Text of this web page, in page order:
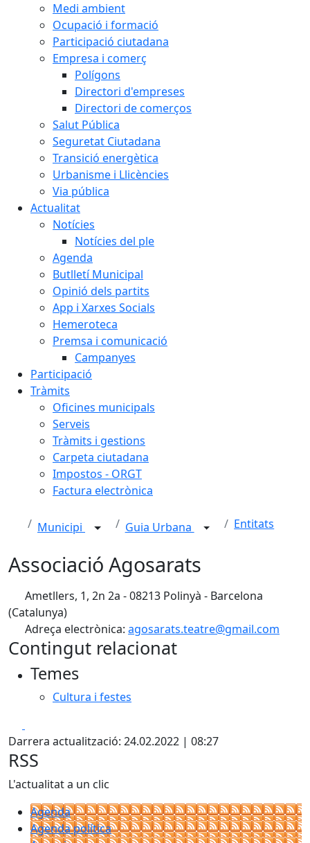
Medi ambient
Ocupació i formació
Participació ciutadana
Empresa i comerç
Polígons
Directori d'empreses
Directori de comerços
Salut Pública
Seguretat Ciutadana
Transició energètica
Urbanisme i Llicències
Via pública
Actualitat
Notícies
Notícies del ple
Agenda
Butlletí Municipal
Opinió dels partits
App i Xarxes Socials
Hemeroteca
Premsa i comunicació
Campanyes
Participació
Tràmits
Oficines municipals
Serveis
Tràmits i gestions
Carpeta ciutadana
Impostos - ORGT
Factura electrònica
Municipi Guia Urbana Entitats
Associació Agosarats
Ametllers, 1, 2n 2a - 08213 Polinyà - Barcelona
(Catalunya)
Adreça electrònica: agosarats.teatre@gmail.com
Contingut relacionat
Temes
Cultura i festes
Darrera actualització: 24.02.2022 | 08:27
RSS
L'actualitat a un clic
Agenda
Agenda política